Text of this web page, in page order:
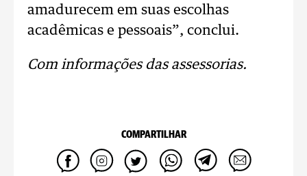
amadurecem em suas escolhas
acadêmicas e pessoais”, conclui.
Com informações das assessorias.
COMPARTILHAR